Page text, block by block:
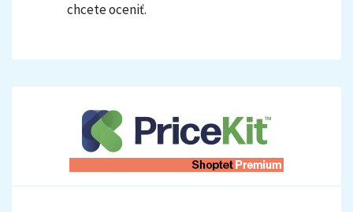
chcete oceniť.